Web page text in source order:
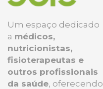
Um espaço dedicado
a médicos,
nutricionistas,
fisioterapeutas e
outros profissionais
da saúde, oferecendo